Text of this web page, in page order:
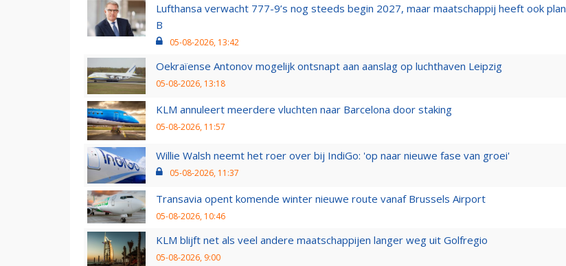
Lufthansa verwacht 777-9’s nog steeds begin 2027, maar maatschappij heeft ook plan
B
05-08-2026, 13:42
Oekraïense Antonov mogelijk ontsnapt aan aanslag op luchthaven Leipzig
05-08-2026, 13:18
KLM annuleert meerdere vluchten naar Barcelona door staking
05-08-2026, 11:57
Willie Walsh neemt het roer over bij IndiGo: 'op naar nieuwe fase van groei'
05-08-2026, 11:37
Transavia opent komende winter nieuwe route vanaf Brussels Airport
05-08-2026, 10:46
KLM blijft net als veel andere maatschappijen langer weg uit Golfregio
05-08-2026, 9:00